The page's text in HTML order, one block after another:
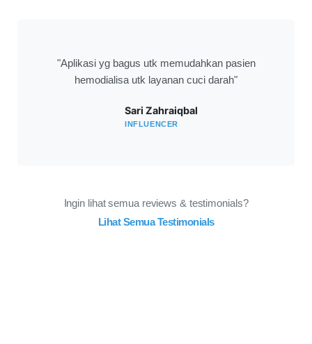
"Aplikasi yg bagus utk memudahkan pasien
hemodialisa utk layanan cuci darah"
Sari Zahraiqbal
INFLUENCER
Ingin lihat semua reviews & testimonials?
Lihat Semua Testimonials